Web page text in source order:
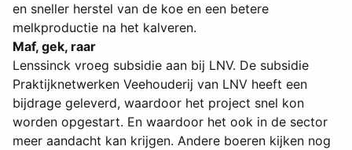
en sneller herstel van de koe en een betere
melkproductie na het kalveren.
Maf, gek, raar
Lenssinck vroeg subsidie aan bij LNV. De subsidie
Praktijknetwerken Veehouderij van LNV heeft een
bijdrage geleverd, waardoor het project snel kon
worden opgestart. En waardoor het ook in de sector
meer aandacht kan krijgen. Andere boeren kijken nog